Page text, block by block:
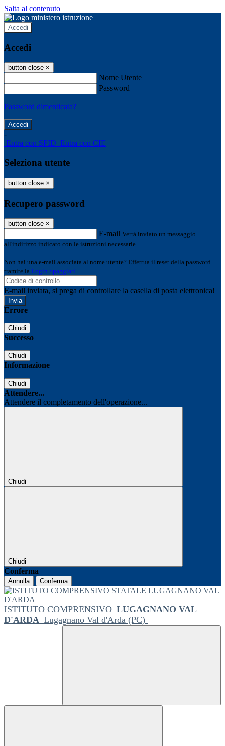
Salta al contenuto
Accedi
Accedi
button close ×
Nome Utente
Password
Password dimenticata?
-
Entra con SPID Entra con CIE
Seleziona utente
button close ×
Recupero password
button close ×
E-mail Verrà inviato un messaggio
all'indirizzo indicato con le istruzioni necessarie.
Non hai una e-mail associata al nome utente? Effettua il reset della password
tramite la Login Spaggiari
E-mail inviata, si prega di controllare la casella di posta elettronica!
Errore
Chiudi
Successo
Chiudi
Informazione
Chiudi
Attendere...
Attendere il completamento dell'operazione...
Chiudi
Chiudi
Conferma
Annulla Conferma
ISTITUTO COMPRENSIVO LUGAGNANO VAL
D'ARDA Lugagnano Val d'Arda (PC)